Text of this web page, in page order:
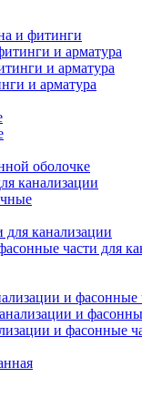
и фитинги
и арматура
и арматура
и арматура
оболочке
канализации
канализации
части для
и фасонные
и
и фасонные